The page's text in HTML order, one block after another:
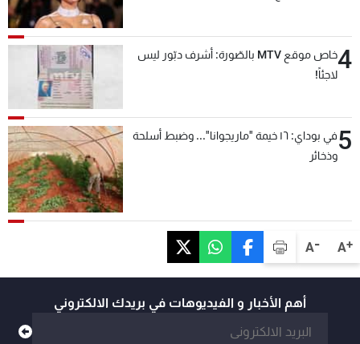
A+
A-
4
خاص موقع MTV بالصّورة: أشرف دبّور ليس
لاجئاً!
5
في بوداي: ١٦ خيمة "ماريجوانا"... وضبط أسلحة
وذخائر
أهم الأخبار و الفيديوهات في بريدك الالكتروني